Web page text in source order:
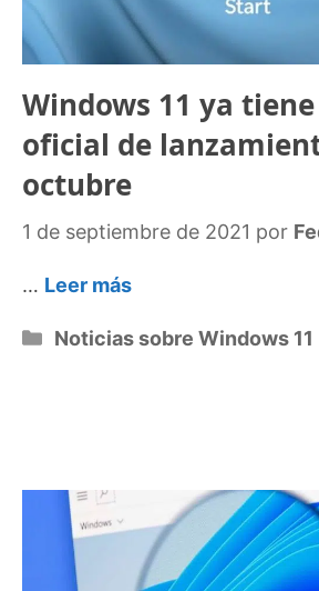
Windows 11 ya
oficial de
octubre
1 de septiembre de 2021 por
… Leer más
Categorías
Noticias sobre Windows 11